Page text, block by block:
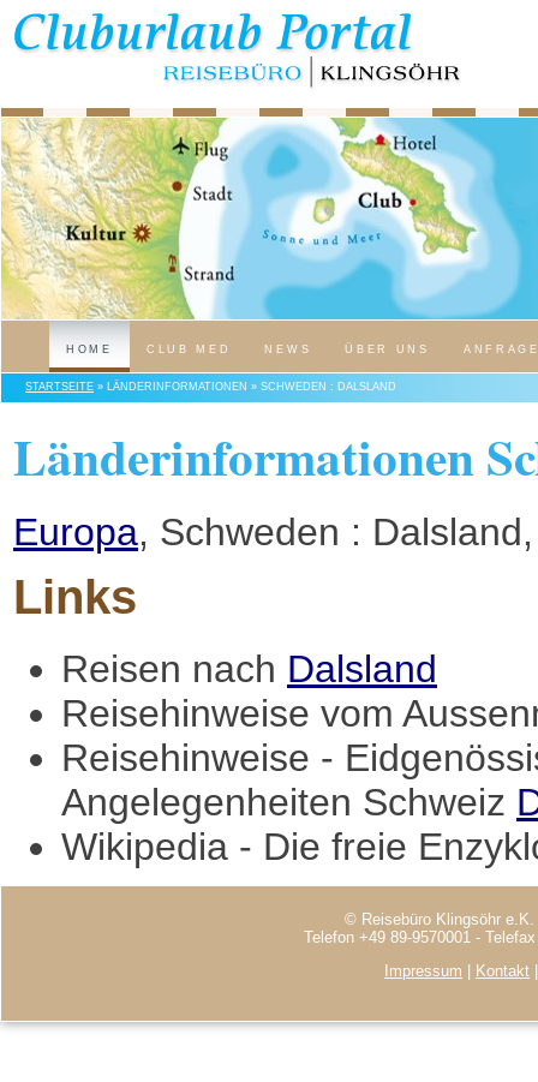
HOME CLUB MED NEWS ÜBER UNS
STARTSEITE » LÄNDERINFORMATIONEN » SCHWEDEN : DALSLAND
Länderinformationen
Europa, Schweden :
Links
Reisen nach Dalsland
Reisehinweise vom
Reisehinweise -
Angelegenheiten Schweiz
Wikipedia - Die freie
© Reisebüro Klingsöhr
Telefon +49 89-9570001 -
Impressum
Kontakt